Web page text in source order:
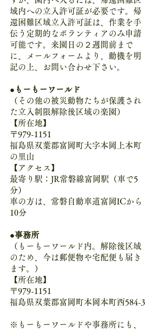
域内への立入許可証が必要です。帰
還困難区域立入許可証は、作業を手
伝う定期的なボランティアのみ申請
可能です。来園日の２週間前まで
に、メールフォームより、動機を明
記の上、お問い合わせ下さい。
●もーもーワールド
（その他の被災動物たちが保護され
た立入制限解除後区域の楽園）
【所在地】
〒979-1151
福島県双葉郡富岡町大字本岡上本町
の里山
【アクセス】
最寄り駅：JR常磐線富岡駅（車で5
分）
車の方は、常磐自動車道富岡ICから
10分
●事務所
（もーもーワールド内。解除後区域
のため、今は郵便物や宅配便も届き
ます。）
【所在地】
〒979-1151
福島県双葉郡富岡町本岡本町西584-3
※もーもーワールドや事務所にも、